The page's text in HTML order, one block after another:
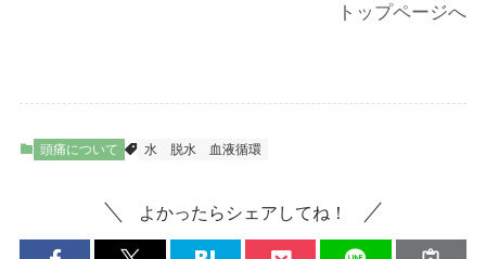
トップページへ
頭痛について 水 脱水 血液循環
よかったらシェアしてね！